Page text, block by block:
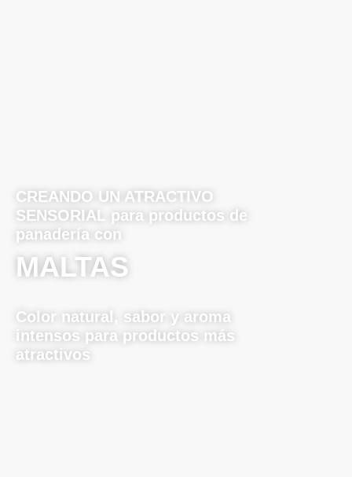
CREANDO UN ATRACTIVO
SENSORIAL para productos de
panadería con
MALTAS
Color natural, sabor y aroma
intensos para productos más
atractivos